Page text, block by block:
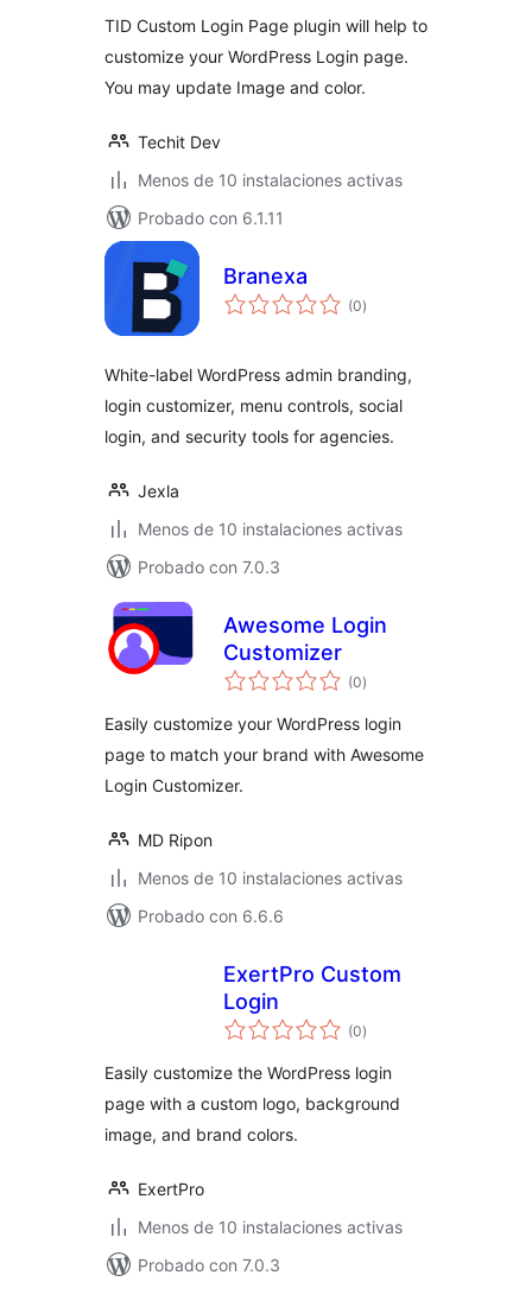
TID Custom Login Page plugin will help to
customize your WordPress Login page.
You may update Image and color.
Techit Dev
Menos de 10 instalaciones activas
Probado con 6.1.11
Branexa
(0total
de
)
White-label WordPress admin branding,
login customizer, menu controls, social
login, and security tools for agencies.
Jexla
Menos de 10 instalaciones activas
Probado con 7.0.3
Awesome Login
Customizer
(0total
de
)
Easily customize your WordPress login
page to match your brand with Awesome
Login Customizer.
MD Ripon
Menos de 10 instalaciones activas
Probado con 6.6.6
ExertPro Custom
Login
(0total
de
)
Easily customize the WordPress login
page with a custom logo, background
image, and brand colors.
ExertPro
Menos de 10 instalaciones activas
Probado con 7.0.3